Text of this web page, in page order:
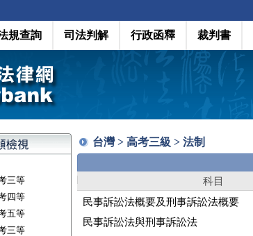
規查詢 司法判解 行政函釋 裁判書
三等
四等
五等
三等
台灣 > 高考三級 > 法制
科目
民事訴訟法概要及刑事訴訟法概要
民事訴訟法與刑事訴訟法